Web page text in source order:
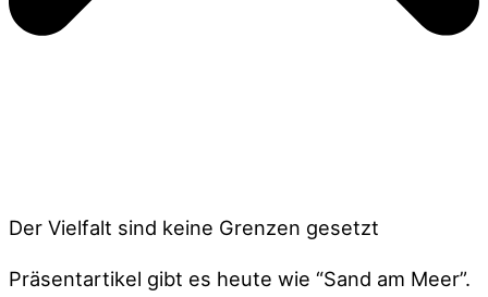
Der Vielfalt sind keine Grenzen gesetzt
Präsentartikel gibt es heute wie “Sand am Meer”.